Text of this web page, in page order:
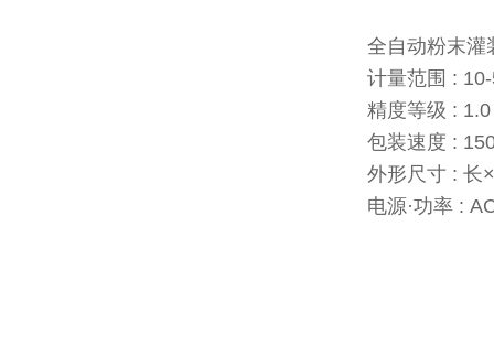
全自动粉末灌
计量范围 :
精度等级 :
包装速度 :
外形尺寸 : 长
电源·功率 :